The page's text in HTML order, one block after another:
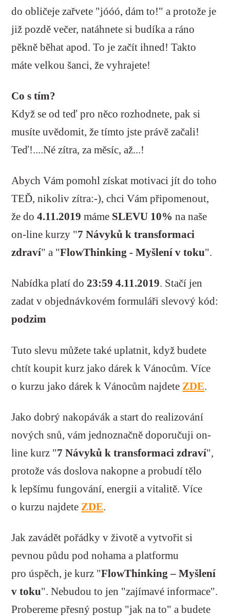
do obličeje zařvete "jóóó, dám to!" a protože je
již pozdě večer, natáhnete si budíka a ráno
pěkně běhat apod. To je začít ihned! Takto
máte velkou šanci, že vyhrajete!
Co s tím?
Když se od teď pro něco rozhodnete, pak si
musíte uvědomit, že tímto jste právě začali!
Teď!....Né zítra, za měsíc, až...!
Abych Vám pomohl získat motivaci jít do toho
TEĎ, nikoliv zítra:-), chci Vám připomenout,
že do4.11.2019 máme SLEVU 10% na naše
on-line kurzy "7 Návyků k transformaci
zdraví" a "FlowThinking - Myšlení v toku".
Nabídka platí do23:59 4.11.2019. Stačí jen
zadat v objednávkovém formuláři slevový kód:
podzim
Tuto slevu můžete také uplatnit, když budete
chtít koupit kurz jako dárek k Vánocům. Více
o kurzu jako dárek k Vánocům najdete ZDE.
Jako dobrý nakopávák a start do realizování
nových snů, vám jednoznačně doporučuji on-
line kurz "7 Návyků k transformaci zdraví",
protože vás doslova nakopne a probudí tělo
k lepšímu fungování, energii a vitalitě. Více
o kurzu najdete ZDE.
Jak zavádět pořádky v životě a vytvořit si
pevnou půdu pod nohama a platformu
pro úspěch, je kurz "FlowThinking – Myšlení
v toku". Nebudou to jen "zajímavé informace".
Probereme přesný postup "jak na to" a budete